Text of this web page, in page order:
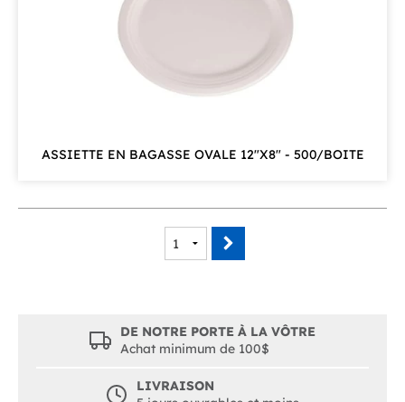
ASSIETTE EN BAGASSE OVALE 12"X8" - 500/BOITE
DE NOTRE PORTE À LA VÔTRE
Achat minimum de 100$
LIVRAISON